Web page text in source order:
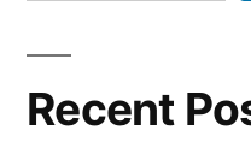
Recent